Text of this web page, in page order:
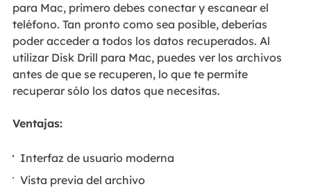
para Mac, primero debes conectar y escanear el
teléfono. Tan pronto como sea posible, deberías
poder acceder a todos los datos recuperados. Al
utilizar Disk Drill para Mac, puedes ver los archivos
antes de que se recuperen, lo que te permite
recuperar sólo los datos que necesitas.
Ventajas:
Interfaz de usuario moderna
Vista previa del archivo